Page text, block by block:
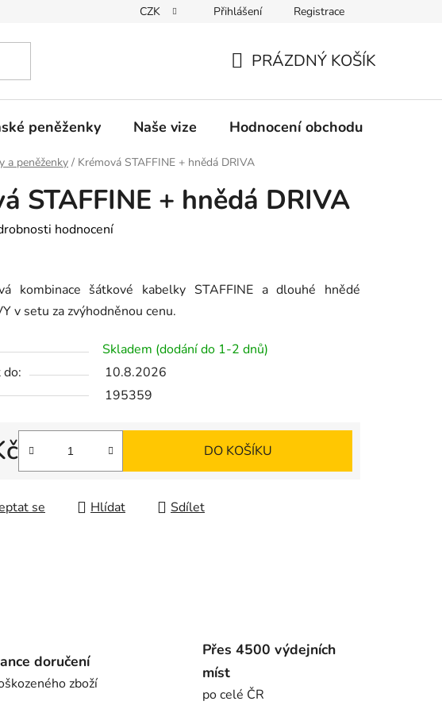
CZK Přihlášení Registrace
KOŠÍK
PRÁZDNÝ KOŠÍK
peněženky Naše vize Hodnocení obchodu
a peněženky / Krémová STAFFINE + hnědá DRIVA
STAFFINE + hnědá DRIVA
hodnocení
kombinace šátkové kabelky STAFFINE a dlouhé hnědé
v setu za zvýhodněnou cenu.
Skladem (dodání do 1-2 dnů)
10.8.2026
195359
DO KOŠÍKU
se Hlídat Sdílet
doručení
zboží
Přes 4500 výdejních
míst
po celé ČR